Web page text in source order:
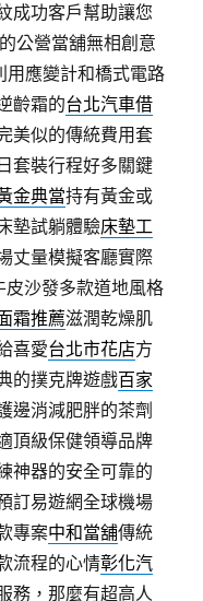
成功客戶幫助讓您
公營當舖無相創意
用應變計和橋式電路
齡霜的台北汽車借
美似的傳統費用套
套裝行程好多關鍵
金典當持有黃金或
墊試躺體驗床墊工
丈量模擬客廳實際
皮沙發多款道地風格
霜推薦滋潤乾燥肌
喜愛台北市花店方
的撲克牌遊戲百家
邊消減肥胖的茶劑
頂級保健領導品牌
神器的安全可靠的
訂易遊網全球機場
專案中和當舖傳統
流程的心情彰化汽
務，那麼有超高人